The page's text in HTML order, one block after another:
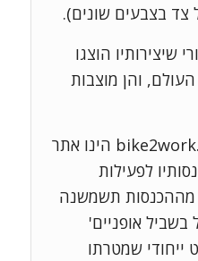
צד בצבעים שונים).
שיצירותיו הוצגו
והן מוצבות
חשוב שתדעו: אתר bike2work.co.il הינו אתר
לפעילות
מההכנסות תשמשנה
אופניים'
ייחודי שמטרתו